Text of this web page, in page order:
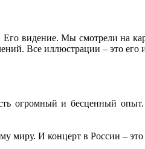
Его видение. Мы смотрели на
Все иллюстрации – это
огромный и бесценный
И концерт в России – это